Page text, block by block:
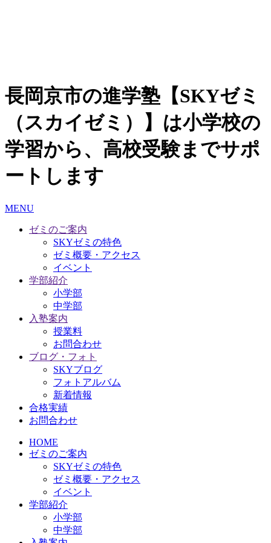
長岡京市の進学塾【SKYゼミ
（スカイゼミ）】は小学校の
学習から、高校受験までサポ
ートします
MENU
ゼミのご案内
SKYゼミの特色
ゼミ概要・アクセス
イベント
学部紹介
小学部
中学部
入塾案内
授業料
お問合わせ
ブログ・フォト
SKYブログ
フォトアルバム
新着情報
合格実績
お問合わせ
HOME
ゼミのご案内
SKYゼミの特色
ゼミ概要・アクセス
イベント
学部紹介
小学部
中学部